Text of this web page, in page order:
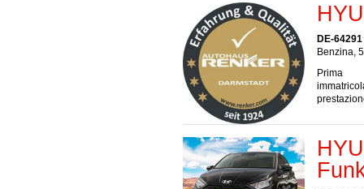
DE-
Benzina,
Prima